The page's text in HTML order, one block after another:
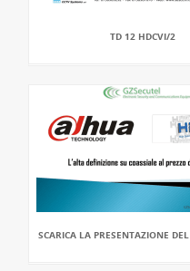
TD 12 HDCVI/2
SCARICA LA PRESENTAZIONE